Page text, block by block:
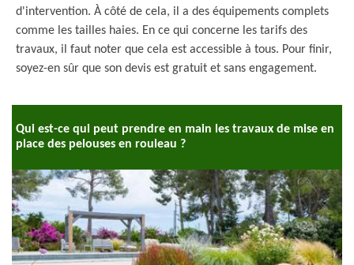
d'intervention. À côté de cela, il a des équipements complets
comme les tailles haies. En ce qui concerne les tarifs des
travaux, il faut noter que cela est accessible à tous. Pour finir,
soyez-en sûr que son devis est gratuit et sans engagement.
Qui est-ce qui peut prendre en main les travaux de mise en
place des pelouses en rouleau ?